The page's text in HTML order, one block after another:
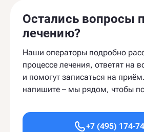
Остались вопросы
лечению?
Наши операторы подробно
процессе лечения, ответят на
и помогут записаться на
напишите – мы рядом, чтобы
+7 (495) 174-